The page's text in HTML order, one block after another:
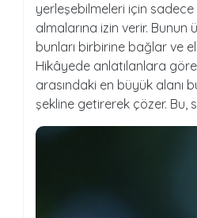
yerleşebilmeleri için
almalarına izin verir.
bunları birbirine bağlar ve
Hikâyede anlatılanlara
arasındaki en büyük alanı
şekline getirerek çözer. Bu,